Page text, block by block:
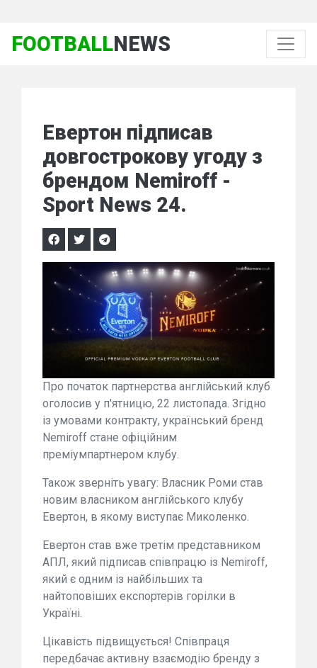
FOOTBALLNEWS
Евертон підписав
довгострокову угоду з
брендом Nemiroff -
Sport News 24.
Про початок партнерства англійський клуб
оголосив у п'ятницю, 22 листопада. Згідно
із умовами контракту, український бренд
Nemiroff стане офіційним
преміумпартнером клубу.
Також зверніть увагу: Власник Роми став
новим власником англійського клубу
Евертон, в якому виступає Миколенко.
Евертон став вже третім представником
АПЛ, який підписав співпрацю із Nemiroff,
який є одним із найбільших та
найтоповіших експортерів горілки в
Україні.
Цікавість підвищується! Співпраця
передбачає активну взаємодію бренду з